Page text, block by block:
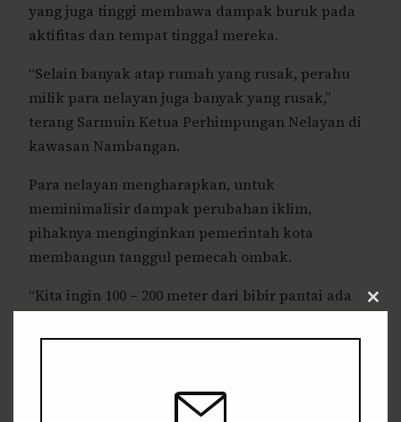
yang juga tinggi membawa dampak buruk pada
aktifitas dan tempat tinggal mereka.
“Selain banyak atap rumah yang rusak, perahu
milik para nelayan juga banyak yang rusak,”
terang Sarmuin Ketua Perhimpungan Nelayan di
kawasan Nambangan.
Para nelayan mengharapkan, untuk
meminimalisir dampak perubahan iklim,
pihaknya menginginkan pemerintah kota
membangun tanggul pemecah ombak.
“Kita ingin 100 – 200 meter dari bibir pantai ada
utara,” paparnya.
dibangun tanggul, namun belum mampu
Close